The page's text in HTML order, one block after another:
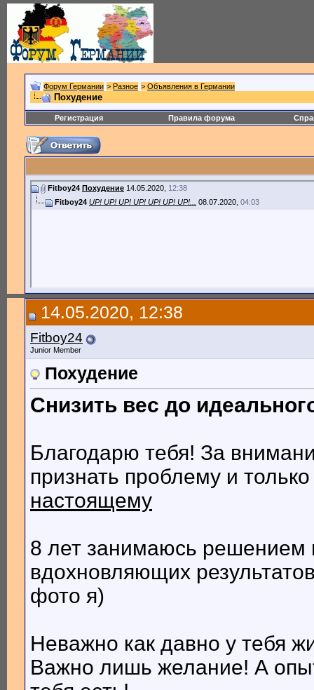
Форум Германии > Разное > Объявления в Германии
Похудение
Регистрация Правила форума
Fitboy24 Похудение 14.05.2020, 12:38
Fitboy24 UP! UP! UP! UP! UP! UP! UP!... 08.07.2020, 04:03
14.05.2020, 12:38
Fitboy24
Junior Member
Похудение
Снизить вес до
Благодарю тебя! За
признать проблему и
настоящему
8 лет занимаюсь решением
вдохновляющих
фото я)
Неважно как давно у тебя
Важно лишь желание! А